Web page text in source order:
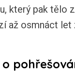
který pak tělo
až osmnáct let